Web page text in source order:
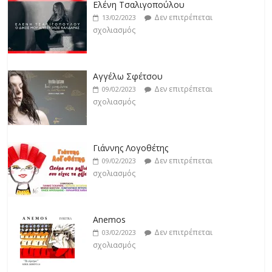
σχολιασμός
18/02/2023
Δεν επιτρέπεται
σχολιασμός
Ελένη Τσαλιγοπούλου
13/02/2023
Δεν επιτρέπεται
σχολιασμός
Αγγέλω Σφέτσου
09/02/2023
Δεν επιτρέπεται
σχολιασμός
Γιάννης Λογοθέτης
09/02/2023
Δεν επιτρέπεται
σχολιασμός
Anemos
03/02/2023
Δεν επιτρέπεται
σχολιασμός